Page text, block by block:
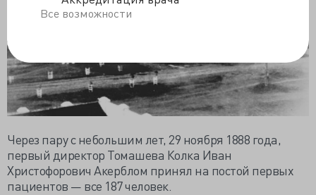
Все возможности
Через пару с небольшим лет, 29 ноября 1888 года,
первый директор Томашева Колка Иван
Христофорович Акерблом принял на постой первых
пациентов — все 187 человек.